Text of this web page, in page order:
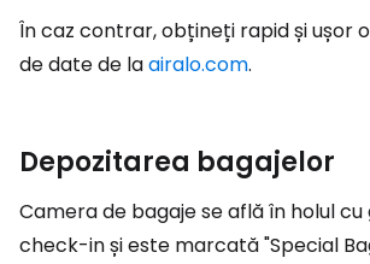
În caz contrar, obțineți rapid și ușor
de date de laairalo.com.
Depozitarea bagajelor
Camera de bagaje se află în holul cu
check-in și este marcată "Special